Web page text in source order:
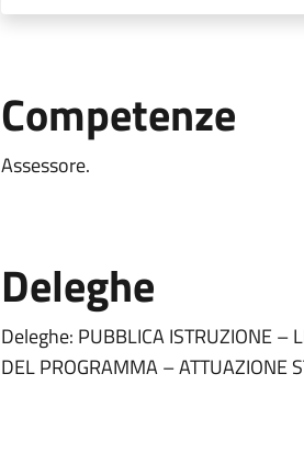
Competenze
Assessore.
Deleghe
Deleghe: PUBBLICA ISTRUZIONE –
DEL PROGRAMMA – ATTUAZIONE